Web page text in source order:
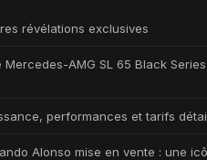
révélations exclusives
AMG SL 65 Black
performances et tarifs
Alonso mise en vente : une